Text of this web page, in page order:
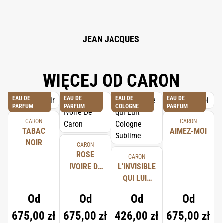
JEAN JACQUES
WIĘCEJ OD CARON
EAU DE
PARFUM
CARON
TABAC
NOIR
Od
675,00 zł
EAU DE
PARFUM
CARON
ROSE
IVOIRE DE
Od
675,00 zł
EAU DE
COLOGNE
CARON
L'INVISIBLE
QUI LUIT
SUBLIME
Od
426,00 zł
EAU DE
PARFUM
CARON
AIMEZ-MOI
Od
675,00 zł